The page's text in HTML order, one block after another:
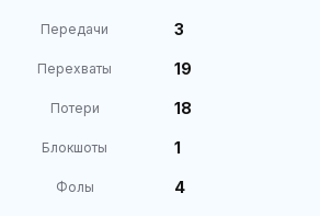
Передачи 3
Перехваты 19
Потери 18
Блокшоты 1
Фолы 4